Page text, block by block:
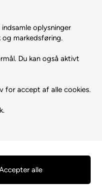
oplysninger
markedsføring.
Du kan også aktivt
for accept af alle cookies.